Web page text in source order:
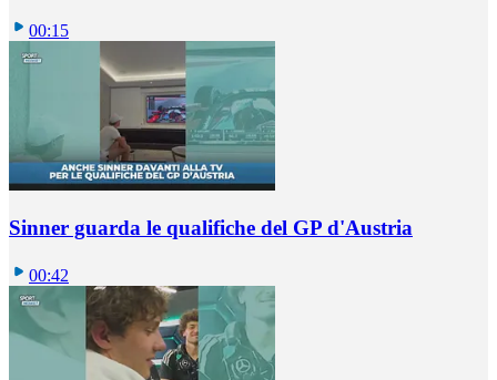
00:15
Sinner guarda le qualifiche del GP d'Austria
00:42